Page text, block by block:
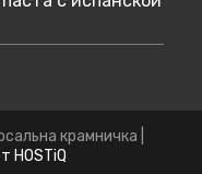
крамничка |
HOSTiQ